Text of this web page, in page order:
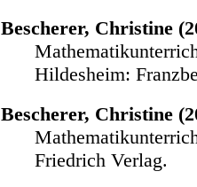
Bescherer, Christine
Hildesheim:
Bescherer, Christine
Friedrich Verlag.